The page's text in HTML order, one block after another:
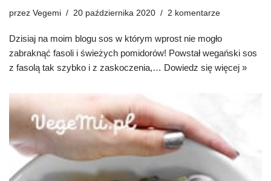
przez Vegemi 20 października 2020 2 komentarze
Dzisiaj na moim blogu sos w którym wprost nie mogło
zabraknąć fasoli i świeżych pomidorów! Powstał wegański sos
z fasolą tak szybko i z zaskoczenia,… Dowiedz się więcej »